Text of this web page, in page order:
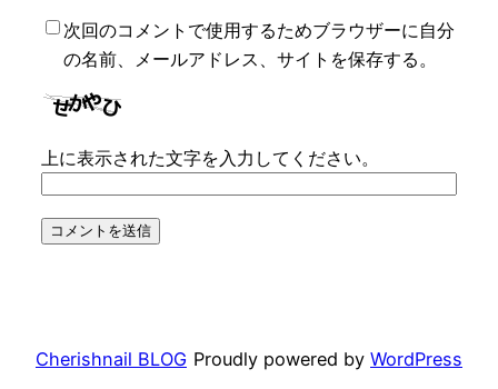
次回のコメントで使用するためブラウザーに自分
の名前、メールアドレス、サイトを保存する。
上に表示された文字を入力してください。
Cherishnail BLOG Proudly powered by WordPress